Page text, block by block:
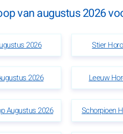
van augustus 2026
2026 Stier
2026 Leeuw
Augustus 2026 Schorpioen